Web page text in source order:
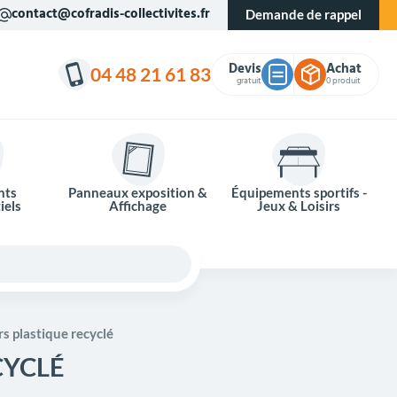
contact@cofradis-collectivites.fr Demande de rappel
04 48 21 61 83 Devis
gratuit
Achat
0 produit
Panneaux exposition &
Affichage
Équipements sportifs -
Jeux & Loisirs
plastique recyclé